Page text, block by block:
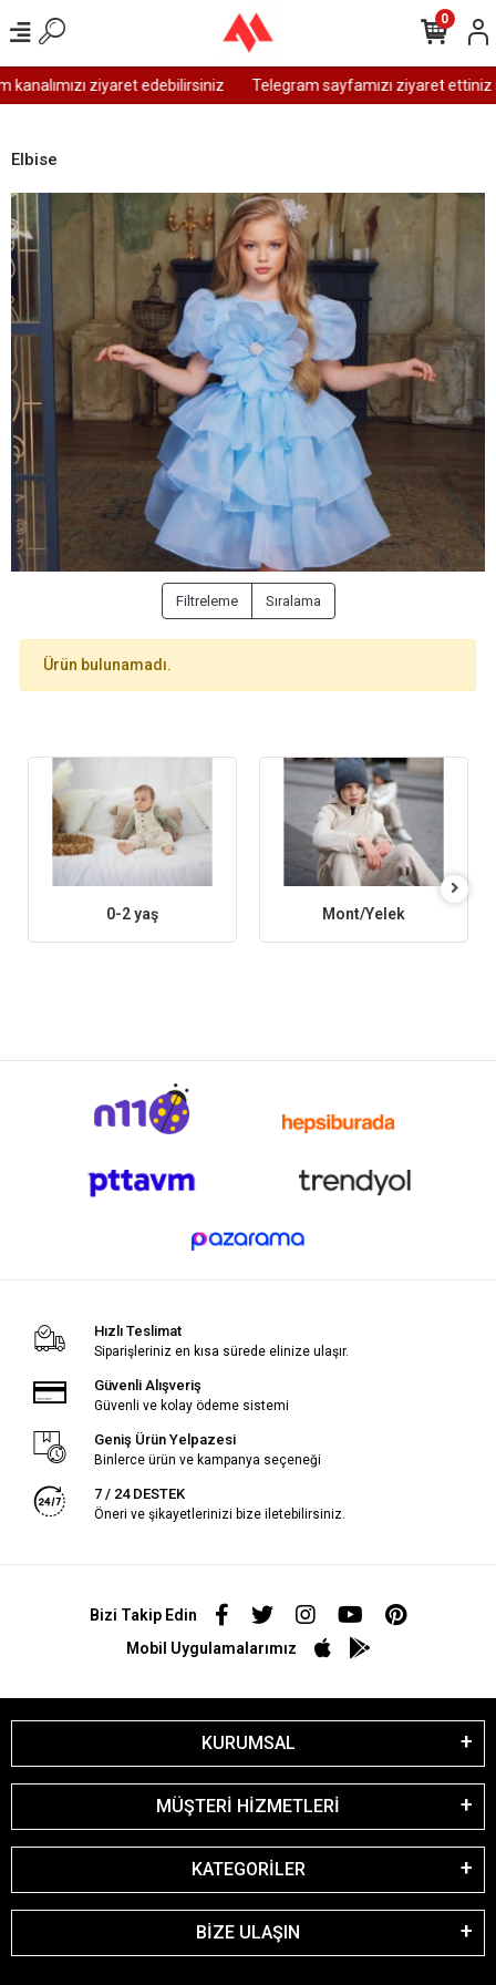
ziyaret edebilirsiniz Telegram sayfamızı ziyaret ettiniz
0
Elbise
Filtreleme Sıralama
Ürün bulunamadı.
0-2 yaş Mont/Yelek
Hızlı Teslimat
Siparişleriniz en kısa sürede elinize ulaşır.
Güvenli Alışveriş
Güvenli ve kolay ödeme sistemi
Geniş Ürün Yelpazesi
Binlerce ürün ve kampanya seçeneği
7 / 24 DESTEK
Öneri ve şikayetlerinizi bize iletebilirsiniz.
Bizi Takip Edin
Mobil Uygulamalarımız
KURUMSAL
MÜŞTERİ HİZMETLERİ
KATEGORİLER
BİZE ULAŞIN